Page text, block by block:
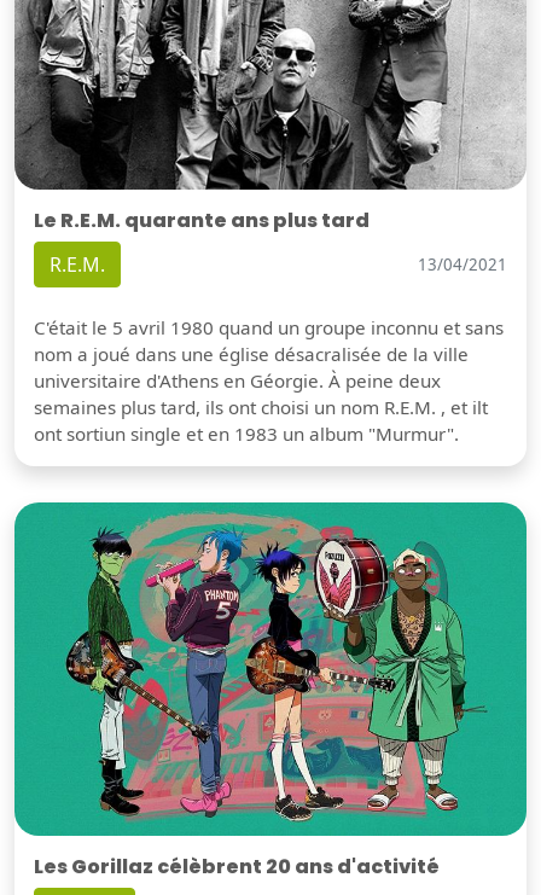
Le R.E.M. quarante ans plus tard
R.E.M. 13/04/2021
C'était le 5 avril 1980 quand un groupe inconnu et sans
nom a joué dans une église désacralisée de la ville
universitaire d'Athens en Géorgie. À peine deux
semaines plus tard, ils ont choisi un nom R.E.M. , et ilt
ont sortiun single et en 1983 un album "Murmur".
Les Gorillaz célèbrent 20 ans d'activité